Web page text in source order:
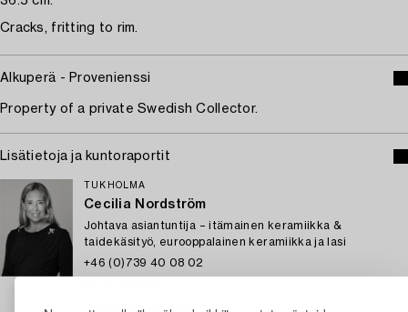
Cracks, fritting to rim.
Alkuperä - Provenienssi
Property of a private Swedish Collector.
Lisätietoja ja kuntoraportit
TUKHOLMA
Cecilia Nordström
Johtava asiantuntija – itämainen keramiikka &
taidekäsityö, eurooppalainen keramiikka ja lasi
+46 (0)739 40 08 02